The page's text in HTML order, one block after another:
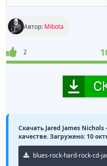
Автор: Mibota
2
Скачать Jared James Nichols
качестве. Загружено: 10
blues-rock-hard-rock-cd-